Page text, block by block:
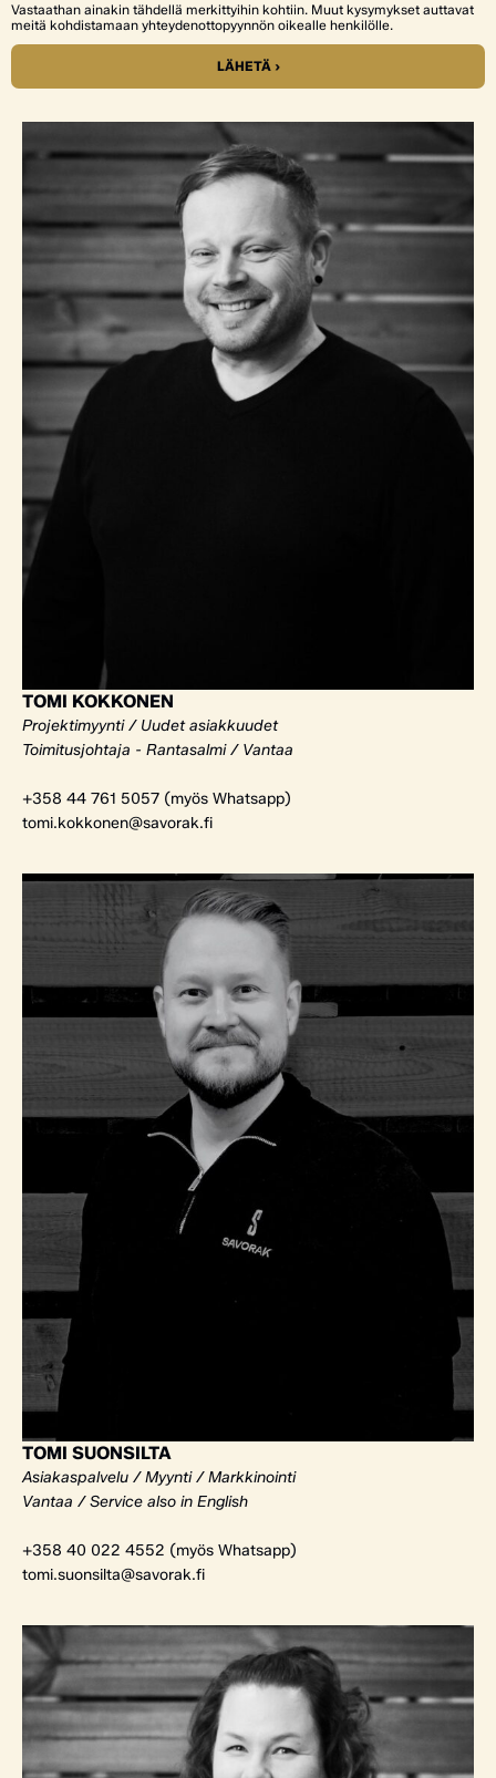
Vastaathan ainakin tähdellä merkittyihin kohtiin. Muut kysymykset auttavat
meitä kohdistamaan yhteydenottopyynnön oikealle henkilölle.
LÄHETÄ ›
TOMI KOKKONEN
Projektimyynti / Uudet asiakkuudet
Toimitusjohtaja - Rantasalmi / Vantaa
+358 44 761 5057 (myös Whatsapp)
tomi.kokkonen@savorak.fi
TOMI SUONSILTA
Asiakaspalvelu / Myynti / Markkinointi
Vantaa / Service also in English
+358 40 022 4552 (myös Whatsapp)
tomi.suonsilta@savorak.fi